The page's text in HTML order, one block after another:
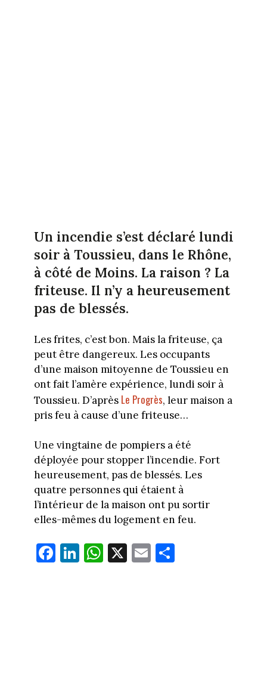
Un incendie s’est déclaré lundi
soir à Toussieu, dans le Rhône,
à côté de Moins. La raison ? La
friteuse. Il n’y a heureusement
pas de blessés.
Les frites, c’est bon. Mais la friteuse, ça
peut être dangereux. Les occupants
d’une maison mitoyenne de Toussieu en
ont fait l’amère expérience, lundi soir à
Toussieu. D’après Le Progrès, leur maison a
pris feu à cause d’une friteuse…
Une vingtaine de pompiers a été
déployée pour stopper l’incendie. Fort
heureusement, pas de blessés. Les
quatre personnes qui étaient à
l’intérieur de la maison ont pu sortir
elles-mêmes du logement en feu.
Fa
ce
Li
nk
W
ha
X E
m
Pa
rt